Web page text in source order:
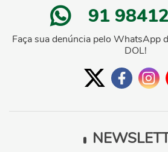
91
Faça sua denúncia pelo WhatsApp
DOL!